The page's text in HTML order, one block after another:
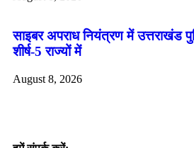
साइबर अपराध नियंत्रण में उत्तराखंड
शीर्ष-5 राज्यों में
August 8, 2026